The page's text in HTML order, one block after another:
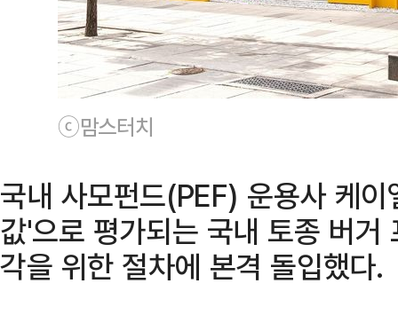
ⓒ맘스터치
국내 사모펀드(PEF) 운용사 케
값'으로 평가되는 국내 토종 버거
각을 위한 절차에 본격 돌입했다.